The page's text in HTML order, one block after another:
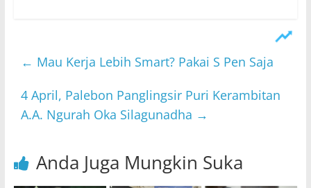
← Mau Kerja Lebih Smart? Pakai S Pen Saja
4 April, Palebon Panglingsir Puri Kerambitan
A.A. Ngurah Oka Silagunadha →
Anda Juga Mungkin Suka